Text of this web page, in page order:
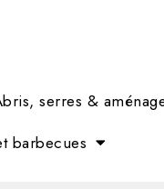
serres &
barbecues